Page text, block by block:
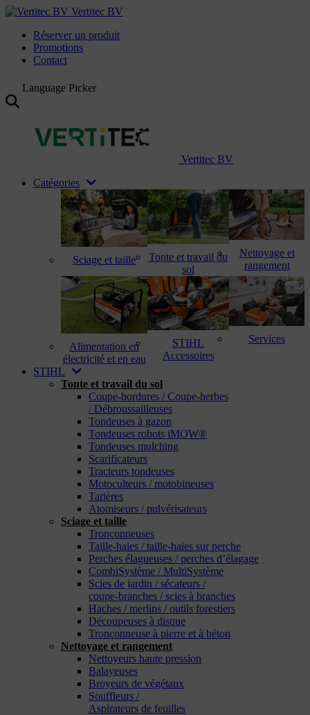
Vertitec BV
Réserver un produit
Promotions
Contact
Language Picker
Vertitec BV
Catégories
Sciage et taille
Tonte et travail du
sol
Nettoyage et
rangement
Alimentation en
électricité et en eau
STIHL
Accessoires
Services
STIHL
Tonte et travail du sol
Coupe-bordures / Coupe-herbes
/ Débroussailleuses
Tondeuses à gazon
Tondeuses robots iMOW®
Tondeuses mulching
Scarificateurs
Tracteurs tondeuses
Motoculteurs / motobineuses
Tarières
Atomiseurs / pulvérisateurs
Sciage et taille
Tronçonneuses
Taille-haies / taille-haies sur perche
Perches élagueuses / perches d’élagage
CombiSystème / MultiSystème
Scies de jardin / sécateurs /
coupe-branches / scies à branches
Haches / merlins / outils forestiers
Découpeuses à disque
Tronçonneuse à pierre et à béton
Nettoyage et rangement
Nettoyeurs haute pression
Balayeuses
Broyeurs de végétaux
Souffleurs /
Aspirateurs de feuilles